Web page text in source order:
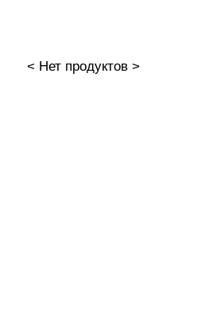
< Нет продуктов >